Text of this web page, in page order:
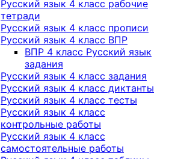
Русский язык 4 класс рабочие
тетради
Русский язык 4 класс прописи
Русский язык 4 класс ВПР
ВПР 4 класс Русский язык
задания
Русский язык 4 класс задания
Русский язык 4 класс диктанты
Русский язык 4 класс тесты
Русский язык 4 класс
контрольные работы
Русский язык 4 класс
самостоятельные работы